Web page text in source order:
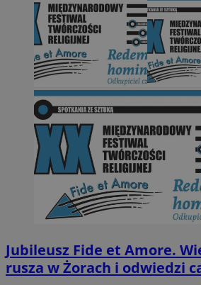
Jubileusz Fide et Amore.
rusza w Żorach i odwiedzi